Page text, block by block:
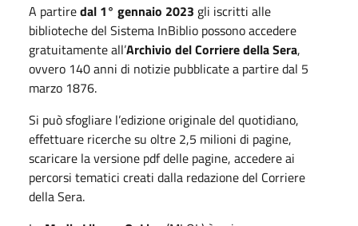
A partiredal 1° gennaio 2023 gli iscritti alle
biblioteche del Sistema InBiblio possono accedere
gratuitamente all’Archivio del Corriere della Sera,
ovvero 140 anni di notizie pubblicate a partire dal 5
marzo 1876.
Si può sfogliare l’edizione originale del quotidiano,
effettuare ricerche su oltre 2,5 milioni di pagine,
scaricare la versione pdf delle pagine, accedere ai
percorsi tematici creati dalla redazione del Corriere
della Sera.